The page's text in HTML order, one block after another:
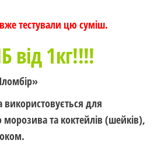
тестували цю суміш.
від 1кг!!!!
для
та коктейлів (шейків),